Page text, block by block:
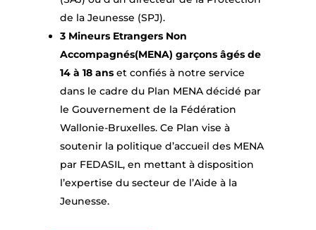
de la Jeunesse (SPJ).
3 Mineurs Etrangers Non
Accompagnés(MENA) garçons âgés de
14 à 18 ans et confiés à notre service
dans le cadre du Plan MENA décidé par
le Gouvernement de la Fédération
Wallonie-Bruxelles. Ce Plan vise à
soutenir la politique d’accueil des MENA
par FEDASIL, en mettant à disposition
l’expertise du secteur de l’Aide à la
Jeunesse.